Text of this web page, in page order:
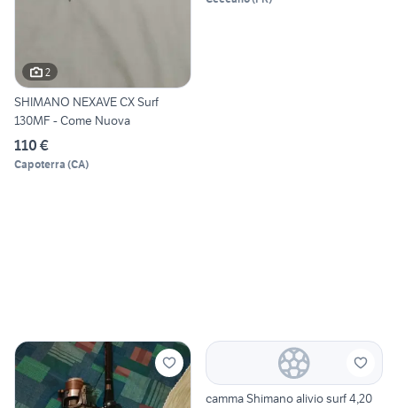
2
SHIMANO NEXAVE CX Surf
130MF - Come Nuova
110 €
Capoterra (CA)
camma Shimano alivio surf 4,20